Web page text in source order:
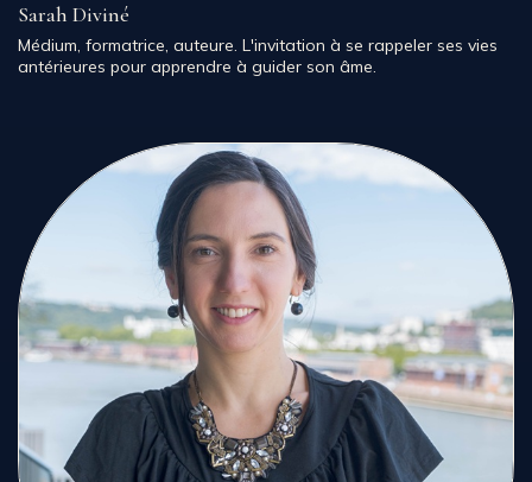
Sarah Diviné
Médium, formatrice, auteure. L'invitation à se rappeler ses vies
antérieures pour apprendre à guider son âme.